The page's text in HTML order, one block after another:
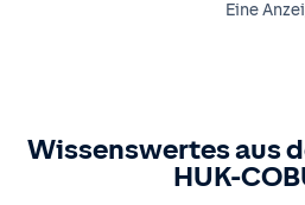
Eine
Wissenswertes aus
HUK-